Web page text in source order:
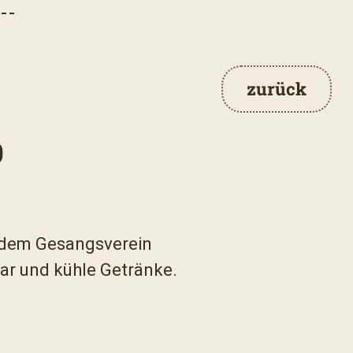
zurück
Gesangsverein
und kühle Getränke.